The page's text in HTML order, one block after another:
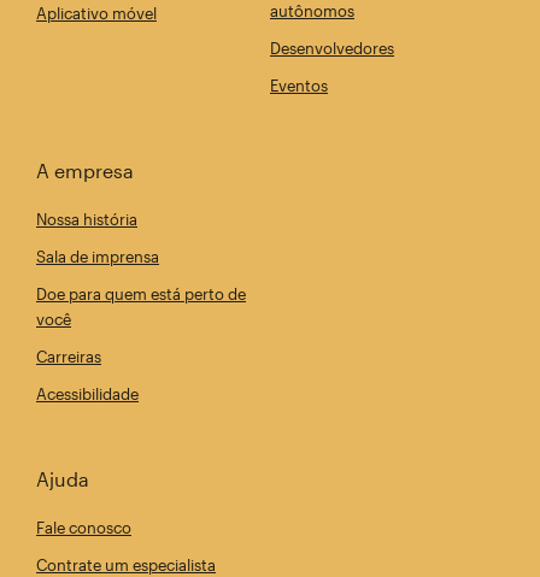
Aplicativo móvel
autônomos
Desenvolvedores
Eventos
A empresa
Nossa história
Sala de imprensa
Doe para quem está perto de
você
Carreiras
Acessibilidade
Ajuda
Fale conosco
Contrate um especialista